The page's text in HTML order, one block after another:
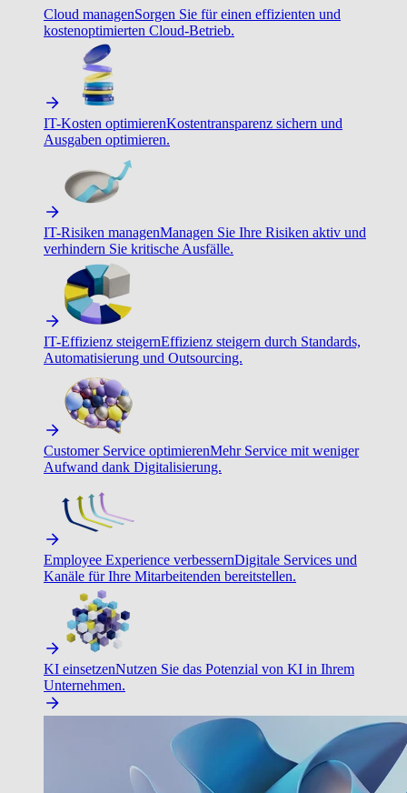
Cloud managenSorgen Sie für einen effizienten und
kostenoptimierten Cloud-Betrieb.
IT-Kosten optimierenKostentransparenz sichern und
Ausgaben optimieren.
IT-Risiken managenManagen Sie Ihre Risiken aktiv und
verhindern Sie kritische Ausfälle.
IT-Effizienz steigernEffizienz steigern durch Standards,
Automatisierung und Outsourcing.
Customer Service optimierenMehr Service mit weniger
Aufwand dank Digitalisierung.
Employee Experience verbessernDigitale Services und
Kanäle für Ihre Mitarbeitenden bereitstellen.
KI einsetzenNutzen Sie das Potenzial von KI in Ihrem
Unternehmen.